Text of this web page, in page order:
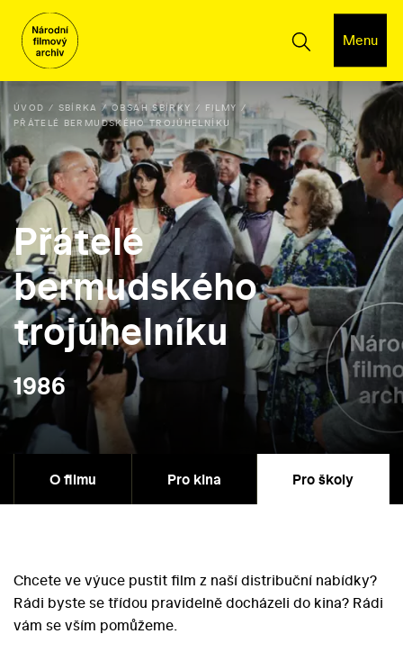
Menu
ÚVOD SBÍRKA OBSAH SBÍRKY
FILMY
PŘÁTELÉ BERMUDSKÉHO TROJÚHELNÍKU
Přátelé
bermudského
trojúhelníku
1986
O filmu Pro kina Pro školy
Chcete ve výuce pustit film z naší distribuční nabídky?
Rádi byste se třídou pravidelně docházeli do kina? Rádi
vám se vším pomůžeme.